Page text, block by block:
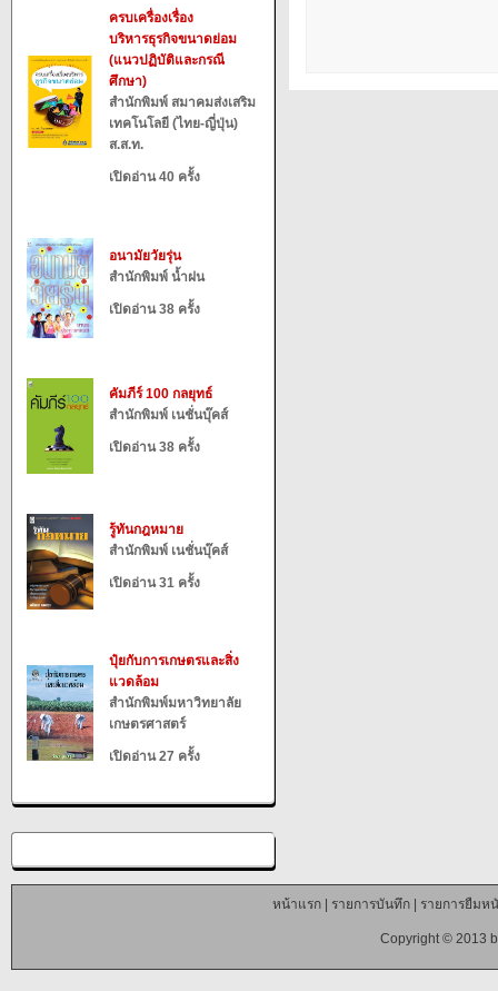
ครบเครื่องเรื่อง
บริหารธุรกิจขนาดย่อม
(แนวปฏิบัติและกรณี
ศึกษา)
สำนักพิมพ์ สมาคมส่งเสริม
เทคโนโลยี (ไทย-ญี่ปุ่น)
ส.ส.ท.
เปิดอ่าน 40 ครั้ง
อนามัยวัยรุ่น
สำนักพิมพ์ น้ำฝน
เปิดอ่าน 38 ครั้ง
คัมภีร์ 100 กลยุทธ์
สำนักพิมพ์ เนชั่นบุ๊คส์
เปิดอ่าน 38 ครั้ง
รู้ทันกฎหมาย
สำนักพิมพ์ เนชั่นบุ๊คส์
เปิดอ่าน 31 ครั้ง
ปุ๋ยกับการเกษตรและสิ่ง
แวดล้อม
สำนักพิมพ์มหาวิทยาลัย
เกษตรศาสตร์
เปิดอ่าน 27 ครั้ง
หน้าแรก| รายการบันทึก| รายการยืมห
Copyright © 2013